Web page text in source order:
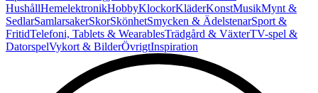
HushållHemelektronikHobbyKlockorKläderKonstMusikMynt &
SedlarSamlarsakerSkorSkönhetSmycken & ÄdelstenarSport &
FritidTelefoni, Tablets & WearablesTrädgård & VäxterTV-spel &
DatorspelVykort & BilderÖvrigtInspiration